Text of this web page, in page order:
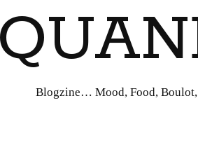
Blogzine… Mood, Food, Boulot,